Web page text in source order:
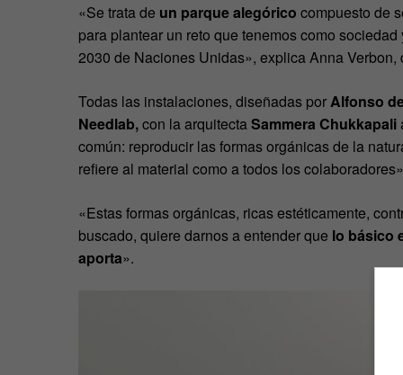
«Se trata de un parque alegórico compuesto de
para plantear un reto que tenemos como
2030 de Naciones Unidas», explica Anna
Todas las instalaciones, diseñadas por Alfonso
Needlab,con la arquitecta Sammera Chukkapali
común: reproducir las formas orgánicas de la
refiere al material como a todos los
«Estas formas orgánicas, ricas estéticamente,
buscado, quiere darnos a entender que lo básico
aporta».